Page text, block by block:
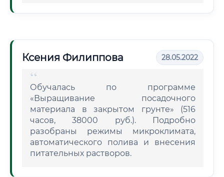
Ксения Филиппова 28.05.2022
Обучалась по программе
«Выращивание посадочного
материала в закрытом грунте» (516
часов, 38000 руб.). Подробно
разобраны режимы микроклимата,
автоматического полива и внесения
питательных растворов.